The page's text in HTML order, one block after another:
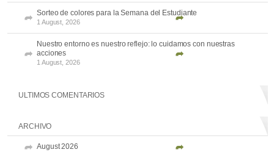
Sorteo de colores para la Semana del Estudiante
1 August, 2026
Nuestro entorno es nuestro reflejo: lo cuidamos con nuestras
acciones
1 August, 2026
ULTIMOS COMENTARIOS
ARCHIVO
August 2026